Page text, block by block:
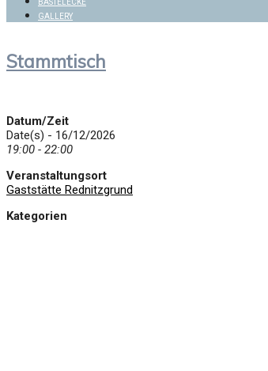
BASTELECKE
GALLERY
Stammtisch
Datum/Zeit
Date(s) - 16/12/2026
19:00 - 22:00
Veranstaltungsort
Gaststätte Rednitzgrund
Kategorien